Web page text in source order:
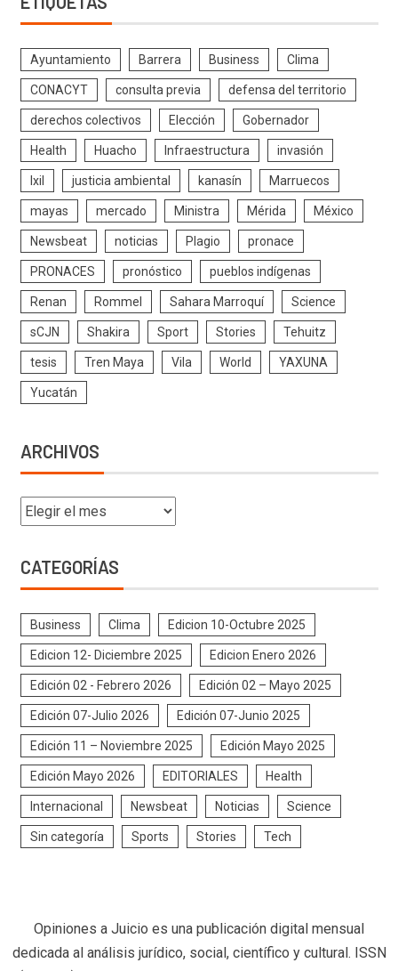
Ayuntamiento Barrera Business Clima
CONACYT consulta previa defensa del territorio
derechos colectivos Elección Gobernador
Health Huacho Infraestructura invasión
Ixil justicia ambiental kanasín Marruecos
mayas mercado Ministra Mérida México
Newsbeat noticias Plagio pronace
PRONACES pronóstico pueblos indígenas
Renan Rommel Sahara Marroquí Science
sCJN Shakira Sport Stories Tehuitz
tesis Tren Maya Vila World YAXUNA
Yucatán
ARCHIVOS
CATEGORÍAS
Business Clima Edicion 10-Octubre 2025
Edicion 12- Diciembre 2025 Edicion Enero 2026
Edición 02 - Febrero 2026 Edición 02 – Mayo 2025
Edición 07-Julio 2026 Edición 07-Junio 2025
Edición 11 – Noviembre 2025 Edición Mayo 2025
Edición Mayo 2026 EDITORIALES Health
Internacional Newsbeat Noticias Science
Sin categoría Sports Stories Tech
Opiniones a Juicio es una publicación digital mensual
dedicada al análisis jurídico, social, científico y cultural. ISSN